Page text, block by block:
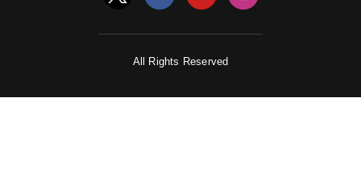
All Rights Reserved